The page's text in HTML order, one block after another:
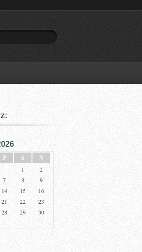
P S N
1
2
7 8
9
14 15
16
21 22
23
28 29
30